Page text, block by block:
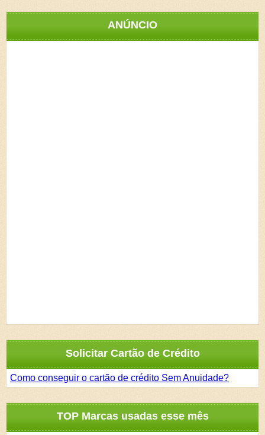
ANÚNCIO
Solicitar Cartão de Crédito
Como conseguir o cartão de crédito Sem Anuidade?
TOP Marcas usadas esse mês